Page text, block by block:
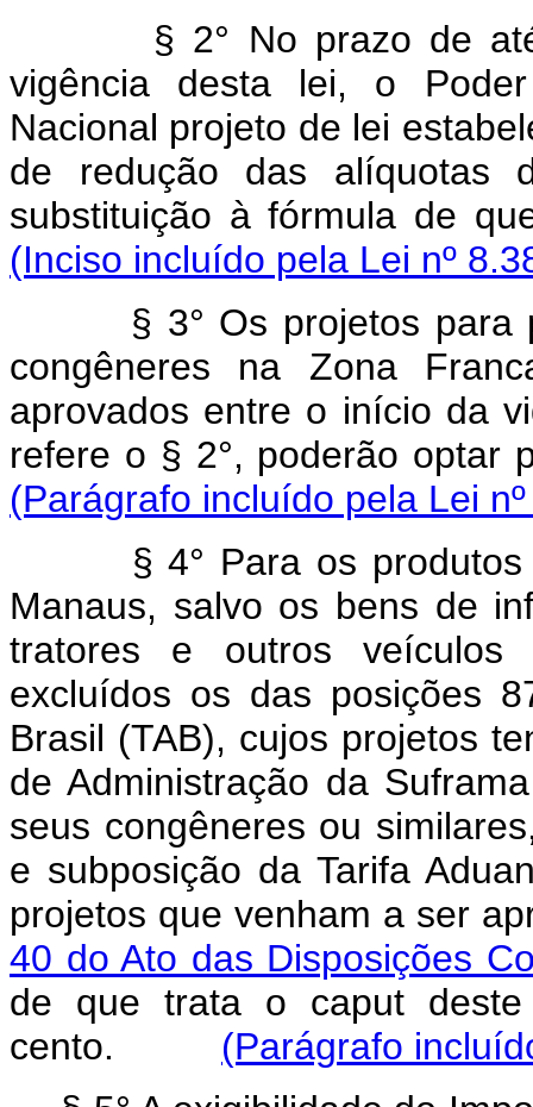
§ 2° No prazo de
vigência desta lei, o
Nacional projeto de lei
de redução das alíquotas
substituição à fórmula de
(Inciso incluído pela Lei nº
§ 3° Os projetos
congêneres na Zona
aprovados entre o início da
refere o § 2°, poderão
(Parágrafo incluído pela Lei
§ 4° Para os
Manaus, salvo os bens de
tratores e outros veículos
excluídos os das posições
Brasil (TAB), cujos projetos
de Administração da
seus congêneres ou
e subposição da Tarifa
projetos que venham a ser
40 do Ato das Disposições
de que trata o caput
cento. (Parágrafo